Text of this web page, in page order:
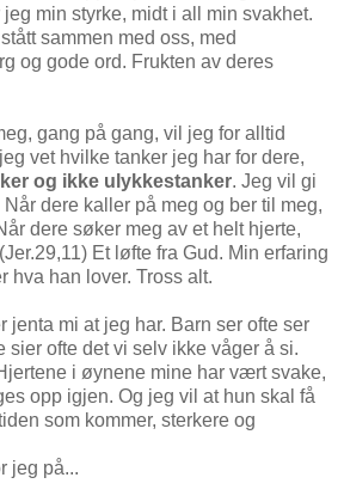
min styrke, midt i all min svakhet.
sammen med oss, med
og gode ord. Frukten av deres
gang på gang, vil jeg for alltid
vet hvilke tanker jeg har for dere,
og ikke ulykkestanker. Jeg vil gi
Når dere kaller på meg og ber til meg,
dere søker meg av et helt hjerte,
Et løfte fra Gud. Min erfaring
hva han lover. Tross alt.
jenta mi at jeg har. Barn ser ofte ser
sier ofte det vi selv ikke våger å si.
i øynene mine har vært svake,
opp igjen. Og jeg vil at hun skal få
som kommer, sterkere og
jeg på...